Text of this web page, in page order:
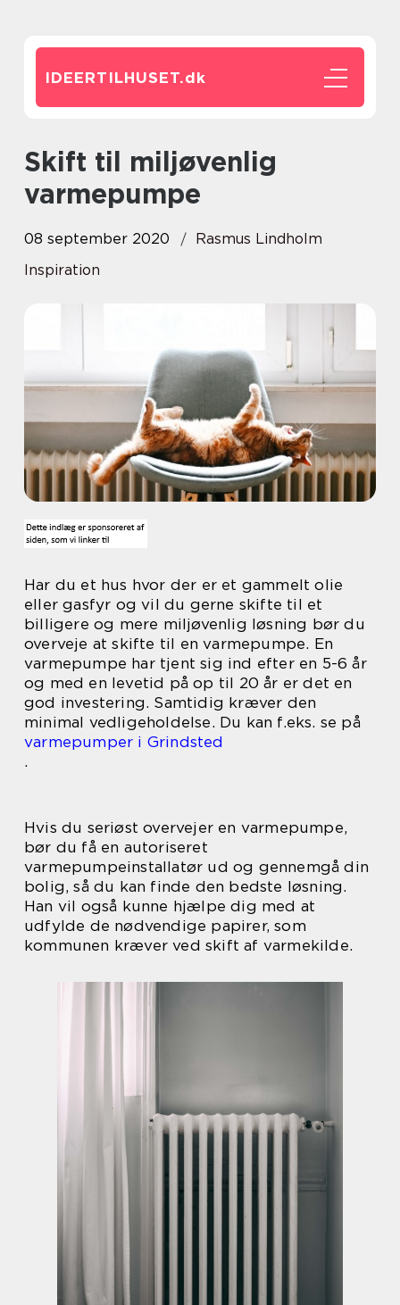
IDEERTILHUSET.dk
Skift til miljøvenlig
varmepumpe
08 september 2020
Rasmus Lindholm
Inspiration
Har du et hus hvor der er et gammelt olie
eller gasfyr og vil du gerne skifte til et
billigere og mere miljøvenlig løsning bør du
overveje at skifte til en varmepumpe. En
varmepumpe har tjent sig ind efter en 5-6 år
og med en levetid på op til 20 år er det en
god investering. Samtidig kræver den
minimal vedligeholdelse. Du kan f.eks. se på
varmepumper i Grindsted
.
Hvis du seriøst overvejer en varmepumpe,
bør du få en autoriseret
varmepumpeinstallatør ud og gennemgå din
bolig, så du kan finde den bedste løsning.
Han vil også kunne hjælpe dig med at
udfylde de nødvendige papirer, som
kommunen kræver ved skift af varmekilde.